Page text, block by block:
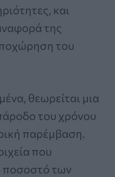
και
της
του
θεωρείται μια
του χρόνου
παρέμβαση.
που
ποσοστό των